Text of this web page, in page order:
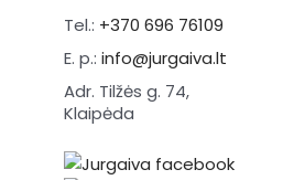
Tel.: +370 696 76109
E. p.: info@jurgaiva.lt
Adr. Tilžės g. 74,
Klaipėda